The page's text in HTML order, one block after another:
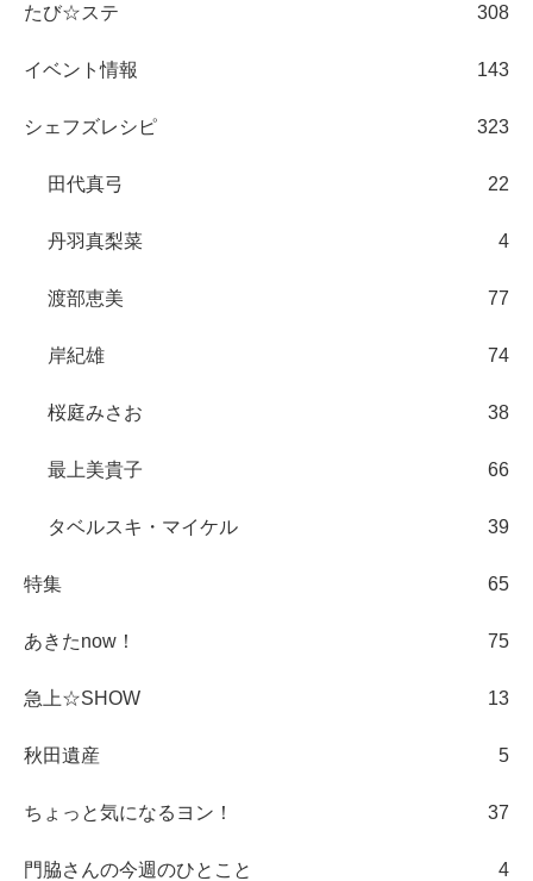
たび☆ステ 308
イベント情報 143
シェフズレシピ 323
田代真弓 22
丹羽真梨菜 4
渡部恵美 77
岸紀雄 74
桜庭みさお 38
最上美貴子 66
タベルスキ・マイケル 39
特集 65
あきたnow！ 75
急上☆SHOW 13
秋田遺産 5
ちょっと気になるヨン！ 37
門脇さんの今週のひとこと 4